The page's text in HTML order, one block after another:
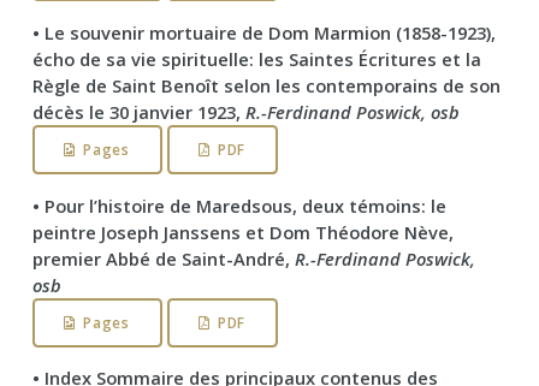
• Le souvenir mortuaire de Dom Marmion (1858-1923),
écho de sa vie spirituelle: les Saintes Écritures et la
Règle de Saint Benoît selon les contemporains de son
décès le 30 janvier 1923, R.-Ferdinand Poswick, osb
Pages PDF
• Pour l’histoire de Maredsous, deux témoins: le
peintre Joseph Janssens et Dom Théodore Nève,
premier Abbé de Saint-André, R.-Ferdinand Poswick,
osb
Pages PDF
• Index Sommaire des principaux contenus des